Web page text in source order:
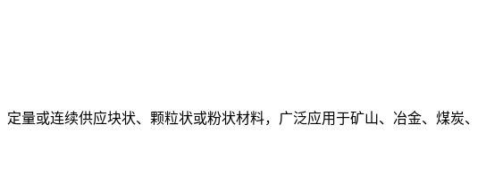
或连续供应块状、颗粒状或粉状材料，广泛应用于矿山、冶金、煤炭、